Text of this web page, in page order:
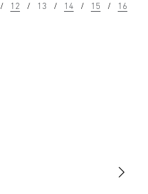
12 13 14 15 16